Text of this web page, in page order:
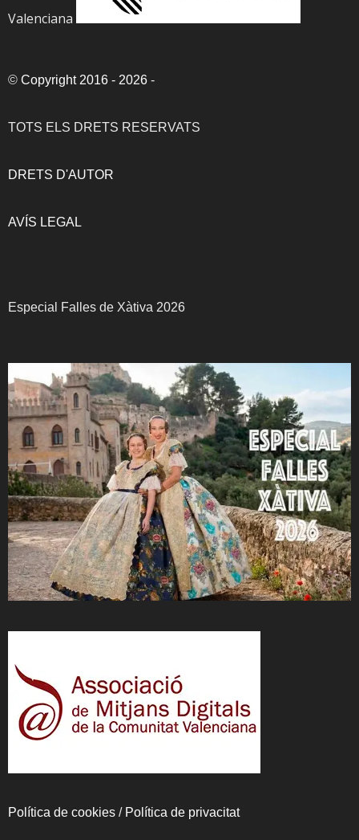
Valenciana
© Copyright 2016 - 2026 -
TOTS ELS DRETS RESERVATS
DRETS D'AUTOR
AVÍS LEGAL
Especial Falles de Xàtiva 2026
Política de cookies / Política de privacitat